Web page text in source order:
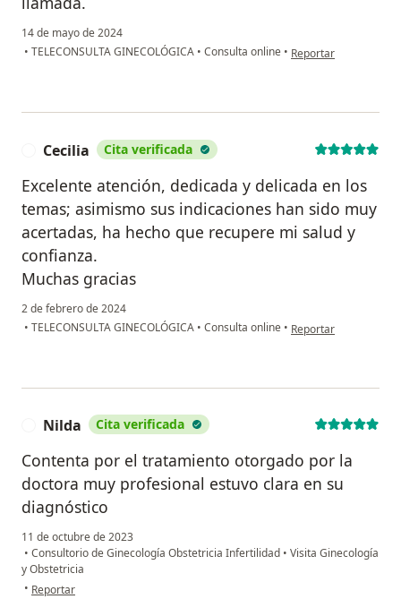
14 de mayo de 2024
• TELECONSULTA GINECOLÓGICA • Consulta online • en opinión del
Reportar
Cecilia Cita verificada
Excelente atención, dedicada y delicada en los
temas; asimismo sus indicaciones han sido muy
acertadas, ha hecho que recupere mi salud y
confianza.
Muchas gracias
2 de febrero de 2024
• TELECONSULTA GINECOLÓGICA • Consulta online • en opinión del
Reportar
Nilda Cita verificada
Contenta por el tratamiento otorgado por la
doctora muy profesional estuvo clara en su
diagnóstico
11 de octubre de 2023
• Consultorio de Ginecología Obstetricia Infertilidad • Visita Ginecología
y Obstetricia
• en opinión del usuario Nilda
Reportar